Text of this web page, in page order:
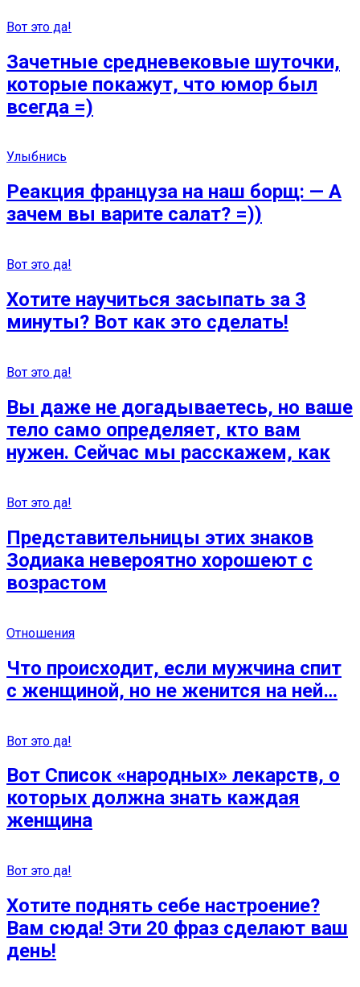
Вот это да!
Зачетные средневековые шуточки,
которые покажут, что юмор был
всегда =)
Улыбнись
Реакция француза на наш борщ: — А
зачем вы варите салат? =))
Вот это да!
Хотите научиться засыпать за 3
минуты? Вот как это сделать!
Вот это да!
Вы даже не догадываетесь, но ваше
тело само определяет, кто вам
нужен. Сейчас мы расскажем, как
Вот это да!
Представительницы этих знаков
Зодиака невероятно хорошеют с
возрастом
Отношения
Что происходит, если мужчина спит
с женщиной, но не женится на ней…
Вот это да!
Вот Список «народных» лекарств, о
которых должна знать каждая
женщина
Вот это да!
Хотите поднять себе настроение?
Вам сюда! Эти 20 фраз сделают ваш
день!